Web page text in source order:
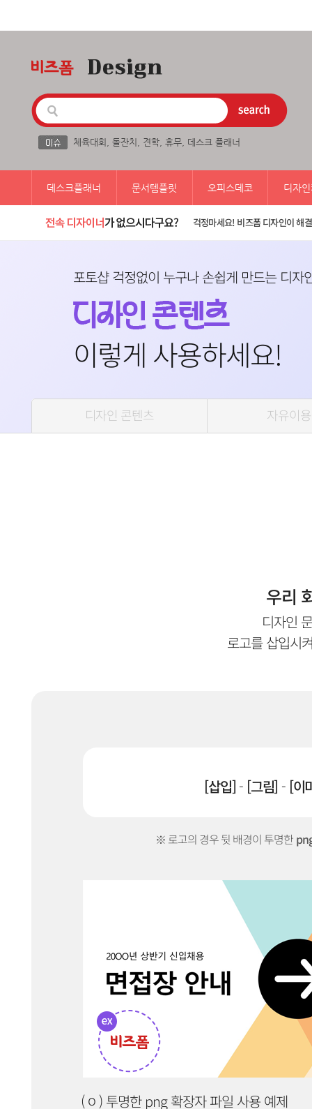
체육대회 돌잔치 견학 휴무 데스크 플래너
데스크플래너 문서템플릿 오피스데코 디자
걱정마세요! 비즈폼 디자인이 해
포토샵 걱정없이 누구나 손쉽게 만드는 디자
이렇게 사용하세요!
디자인 콘텐츠 자유이
우리
디자인
로고를 삽입시
[삽입] - [그림] - [이
※ 로고의 경우 뒷 배경이 투명한
(o ) 투명한 png 확장자 파일 사용 예제